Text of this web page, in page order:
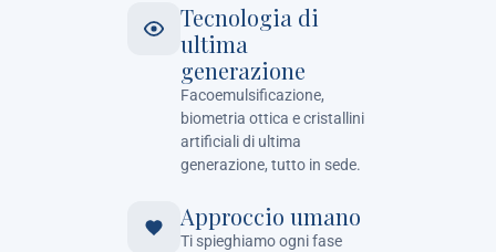
Tecnologia di
ultima
generazione
Facoemulsificazione,
biometria ottica e cristallini
artificiali di ultima
generazione, tutto in sede.
Approccio umano
Ti spieghiamo ogni fase